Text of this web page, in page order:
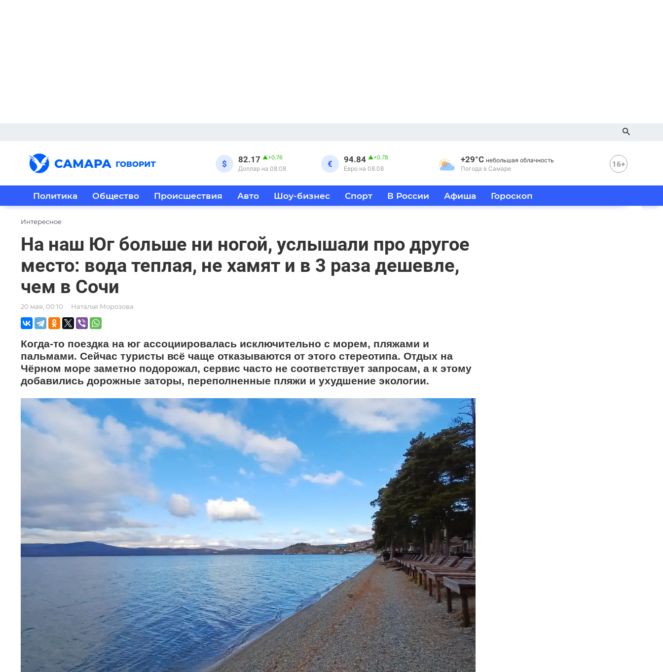
$ 82.17 ▲+0.76
Доллар на 08.08 € 94.84 ▲+0.78
Евро на 08.08
+29°C небольшая облачность
Погода в Самаре
16+
Политика Общество Происшествия Авто Шоу-бизнес Спорт В России Афиша Гороскоп
Интересное
На наш Юг больше ни ногой, услышали про другое
место: вода теплая, не хамят и в 3 раза дешевле,
чем в Сочи
20 мая, 00:10 Наталья Морозова
Когда-то поездка на юг ассоциировалась исключительно с морем, пляжами и
пальмами. Сейчас туристы всё чаще отказываются от этого стереотипа. Отдых на
Чёрном море заметно подорожал, сервис часто не соответствует запросам, а к этому
добавились дорожные заторы, переполненные пляжи и ухудшение экологии.